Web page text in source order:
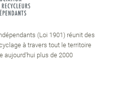
(Loi 1901) réunit des
à travers tout le territoire
aujourd'hui plus de 2000